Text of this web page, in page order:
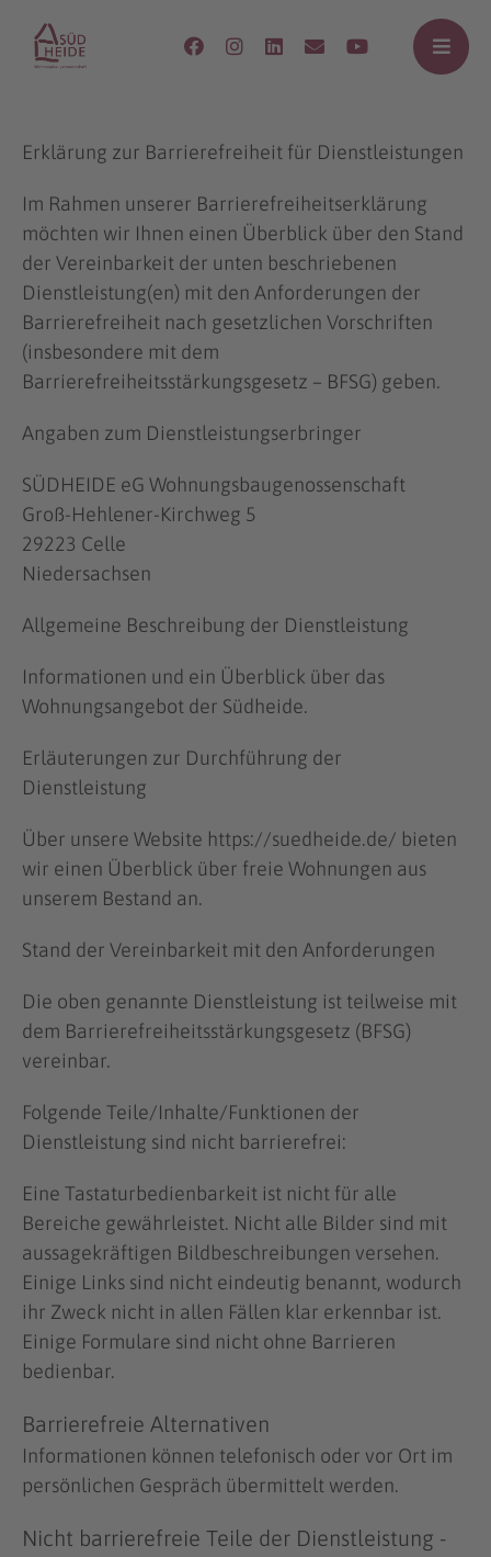
Erklärung zur Barrierefreiheit für Dienstleistungen
Im Rahmen unserer Barrierefreiheitserklärung
möchten wir Ihnen einen Überblick über den Stand
der Vereinbarkeit der unten beschriebenen
Dienstleistung(en) mit den Anforderungen der
Barrierefreiheit nach gesetzlichen Vorschriften
(insbesondere mit dem
Barrierefreiheitsstärkungsgesetz – BFSG) geben.
Angaben zum Dienstleistungserbringer
SÜDHEIDE eG Wohnungsbaugenossenschaft
Groß-Hehlener-Kirchweg 5
29223 Celle
Niedersachsen
Allgemeine Beschreibung der Dienstleistung
Informationen und ein Überblick über das
Wohnungsangebot der Südheide.
Erläuterungen zur Durchführung der
Dienstleistung
Über unsere Website https://suedheide.de/ bieten
wir einen Überblick über freie Wohnungen aus
unserem Bestand an.
Stand der Vereinbarkeit mit den Anforderungen
Die oben genannte Dienstleistung ist teilweise mit
dem Barrierefreiheitsstärkungsgesetz (BFSG)
vereinbar.
Folgende Teile/Inhalte/Funktionen der
Dienstleistung sind nicht barrierefrei:
Eine Tastaturbedienbarkeit ist nicht für alle
Bereiche gewährleistet. Nicht alle Bilder sind mit
aussagekräftigen Bildbeschreibungen versehen.
Einige Links sind nicht eindeutig benannt, wodurch
ihr Zweck nicht in allen Fällen klar erkennbar ist.
Einige Formulare sind nicht ohne Barrieren
bedienbar.
Barrierefreie Alternativen
Informationen können telefonisch oder vor Ort im
persönlichen Gespräch übermittelt werden.
Nicht barrierefreie Teile der Dienstleistung -